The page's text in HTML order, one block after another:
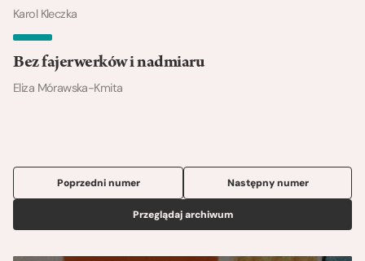
Karol Kleczka
Bez fajerwerków i nadmiaru
Eliza Mórawska-Kmita
Poprzedni numer
Przeglądaj archiwum
Następny numer